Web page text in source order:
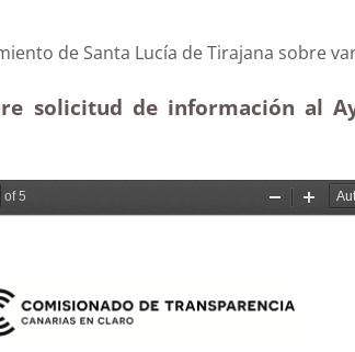
de Santa Lucía de Tirajana
solicitud de información al